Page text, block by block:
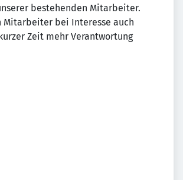
bestehenden Mitarbeiter.
Mitarbeiter bei Interesse auch
Zeit mehr Verantwortung